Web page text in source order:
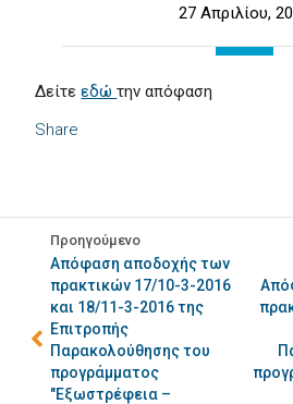
27 Απριλίου,
Share
Δείτεεδώτην απόφαση
Προηγούμενο
Απόφαση αποδοχής των
πρακτικών 17/10-3-2016
και 18/11-3-2016 της
Επιτροπής
Παρακολούθησης του
προγράμματος
"Εξωστρέφεια –